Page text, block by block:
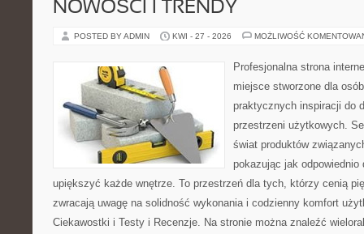
NOWOŚCI I TRENDY
POSTED BY ADMIN KWI - 27 - 2026 MOŻLIWOŚĆ
Profesjonalna strona
miejsce stworzone dla
praktycznych inspiracji do
przestrzeni użytkowych.
świat produktów
pokazując jak odpowiednio
upiększyć każde wnętrze. To przestrzeń dla tych, którzy cenią
zwracają uwagę na solidność wykonania i codzienny komfort
Ciekawostki i Testy i Recenzje. Na stronie można znaleźć